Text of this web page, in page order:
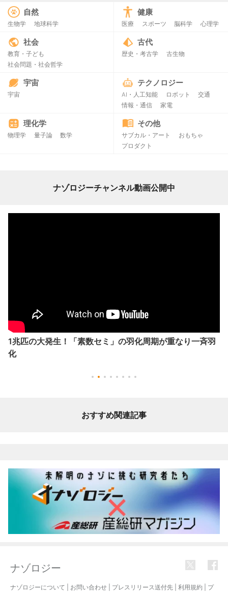
自然
生物学 地球科学
健康
医療 スポーツ 脳科学 心理学
社会
教育・子ども
社会問題・社会哲学
古代
歴史・考古学 古生物
宇宙
宇宙
テクノロジー
AI・人工知能 ロボット
交通
情報・通信
家電
理化学
物理学 量子論 数学
その他
サブカル・アート
おもちゃ
プロダクト
ナゾロジーチャンネル動画公開中
1兆匹の大発生！「素数セミ」の羽化周期が重なり一斉羽
化
おすすめ関連記事
ナゾロジー
ナゾロジーについて お問い合わせ プレスリリース送付先 利用規約 プ